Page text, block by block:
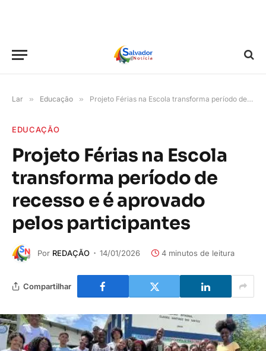
Lar » Educação » Projeto Férias na Escola transforma período de recesso e é aprovado pelos participantes
EDUCAÇÃO
Projeto Férias na Escola
transforma período de
recesso e é aprovado
pelos participantes
Por REDAÇÃO 14/01/2026 4 minutos de leitura
Compartilhar